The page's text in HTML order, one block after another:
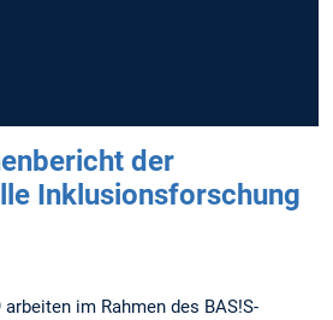
der
Inklusionsforschung
im Rahmen des BAS!S-